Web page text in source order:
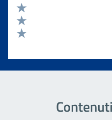
Valuta 4 stelle su 5
Valuta 3 stelle su 5
Valuta 2 stelle su 5